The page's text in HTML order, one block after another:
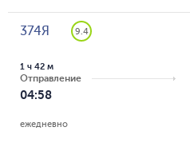
374Я 9.4
Отправление
04:58
1 ч 42 м
ежедневно